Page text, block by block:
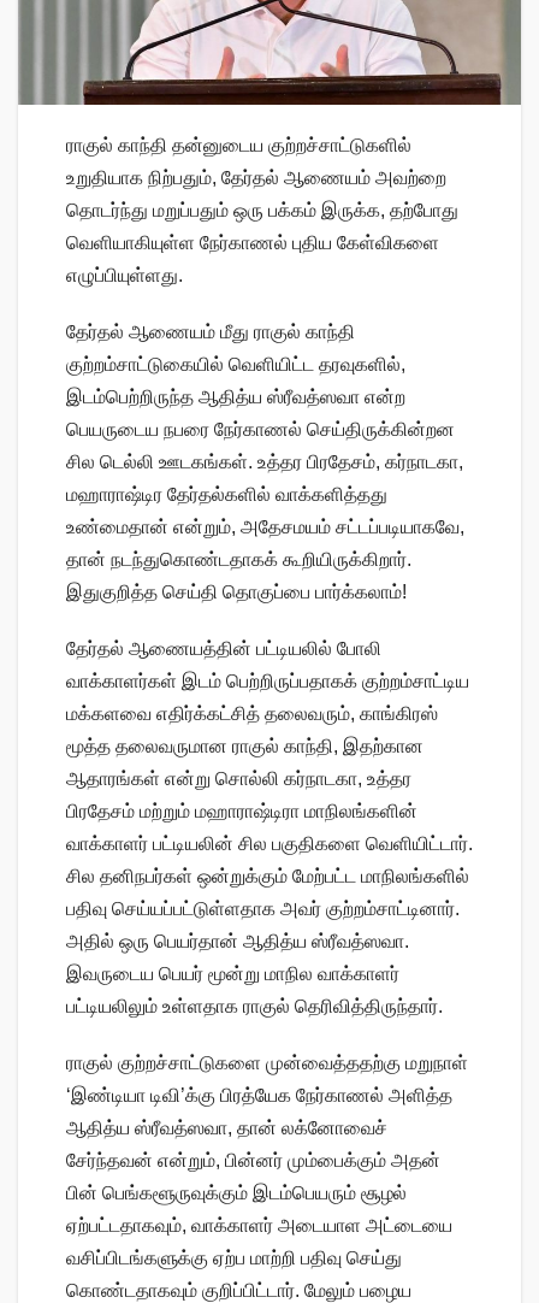
ராகுல் காந்தி தன்னுடைய குற்றச்சாட்டுகளில்
உறுதியாக நிற்பதும், தேர்தல் ஆணையம் அவற்றை
தொடர்ந்து மறுப்பதும் ஒரு பக்கம் இருக்க, தற்போது
வெளியாகியுள்ள நேர்காணல் புதிய கேள்விகளை
எழுப்பியுள்ளது.
தேர்தல் ஆணையம் மீது ராகுல் காந்தி
குற்றம்சாட்டுகையில் வெளியிட்ட தரவுகளில்,
இடம்பெற்றிருந்த ஆதித்ய ஸ்ரீவத்ஸவா என்ற
பெயருடைய நபரை நேர்காணல் செய்திருக்கின்றன
சில டெல்லி ஊடகங்கள். உத்தர பிரதேசம், கர்நாடகா,
மஹாராஷ்டிர தேர்தல்களில் வாக்களித்தது
உண்மைதான் என்றும், அதேசமயம் சட்டப்படியாகவே,
தான் நடந்துகொண்டதாகக் கூறியிருக்கிறார்.
இதுகுறித்த செய்தி தொகுப்பை பார்க்கலாம்!
தேர்தல் ஆணையத்தின் பட்டியலில் போலி
வாக்காளர்கள் இடம் பெற்றிருப்பதாகக் குற்றம்சாட்டிய
மக்களவை எதிர்க்கட்சித் தலைவரும், காங்கிரஸ்
மூத்த தலைவருமான ராகுல் காந்தி, இதற்கான
ஆதாரங்கள் என்று சொல்லி கர்நாடகா, உத்தர
பிரதேசம் மற்றும் மஹாராஷ்டிரா மாநிலங்களின்
வாக்காளர் பட்டியலின் சில பகுதிகளை வெளியிட்டார்.
சில தனிநபர்கள் ஒன்றுக்கும் மேற்பட்ட மாநிலங்களில்
பதிவு செய்யப்பட்டுள்ளதாக அவர் குற்றம்சாட்டினார்.
அதில் ஒரு பெயர்தான் ஆதித்ய ஸ்ரீவத்ஸவா.
இவருடைய பெயர் மூன்று மாநில வாக்காளர்
பட்டியலிலும் உள்ளதாக ராகுல் தெரிவித்திருந்தார்.
ராகுல் குற்றச்சாட்டுகளை முன்வைத்ததற்கு மறுநாள்
‘இண்டியா டிவி’க்கு பிரத்யேக நேர்காணல் அளித்த
ஆதித்ய ஸ்ரீவத்ஸவா, தான் லக்னோவைச்
சேர்ந்தவன் என்றும், பின்னர் மும்பைக்கும் அதன்
பின் பெங்களூருவுக்கும் இடம்பெயரும் சூழல்
ஏற்பட்டதாகவும், வாக்காளர் அடையாள அட்டையை
வசிப்பிடங்களுக்கு ஏற்ப மாற்றி பதிவு செய்து
கொண்டதாகவும் குறிப்பிட்டார். மேலும் பழைய